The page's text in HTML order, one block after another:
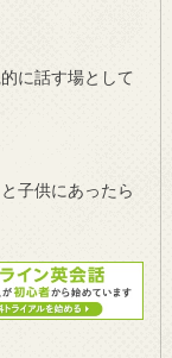
に話す場として
子供にあったら